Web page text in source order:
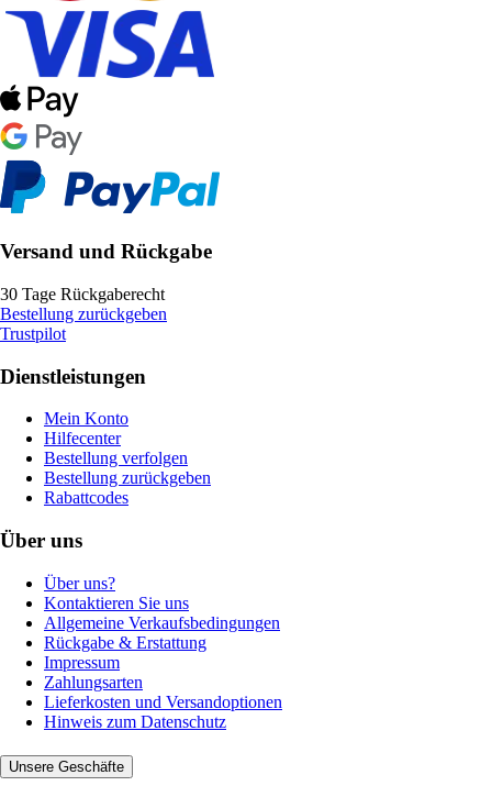
Versand und Rückgabe
30 Tage Rückgaberecht
Bestellung zurückgeben
Trustpilot
Dienstleistungen
Mein Konto
Hilfecenter
Bestellung verfolgen
Bestellung zurückgeben
Rabattcodes
Über uns
Über uns?
Kontaktieren Sie uns
Allgemeine Verkaufsbedingungen
Rückgabe & Erstattung
Impressum
Zahlungsarten
Lieferkosten und Versandoptionen
Hinweis zum Datenschutz
Unsere Geschäfte